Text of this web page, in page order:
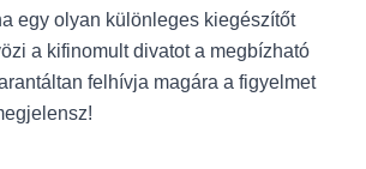
egy olyan különleges kiegészítőt
a kifinomult divatot a megbízható
felhívja magára a figyelmet